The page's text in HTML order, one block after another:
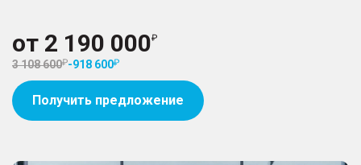
от 2 190 000
3 108 600 -918 600
Получить предложение